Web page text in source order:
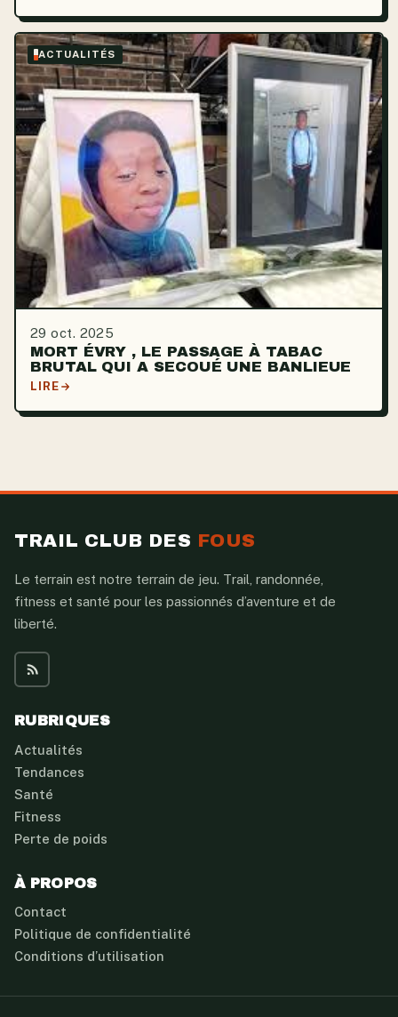
ACTUALITÉS
29 oct. 2025
MORT ÉVRY , LE PASSAGE À TABAC
BRUTAL QUI A SECOUÉ UNE BANLIEUE
LIRE
TRAIL CLUB DES FOUS
Le terrain est notre terrain de jeu. Trail, randonnée,
fitness et santé pour les passionnés d’aventure et de
liberté.
RUBRIQUES
Actualités
Tendances
Santé
Fitness
Perte de poids
À PROPOS
Contact
Politique de confidentialité
Conditions d’utilisation